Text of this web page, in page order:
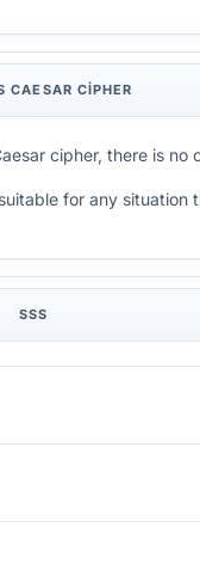
CAESAR CIPHER
cipher, there is
for any situation
SSS